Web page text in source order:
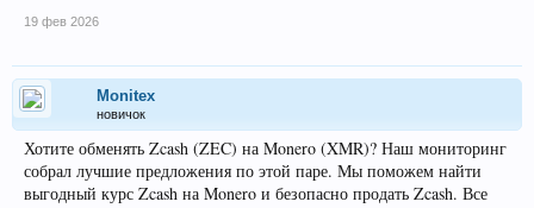
19 фев 2026
Monitex
новичок
Хотите обменять Zcash (ZEC) на Monero (XMR)? Наш мониторинг
собрал лучшие предложения по этой паре. Мы поможем найти
выгодный курс Zcash на Monero и безопасно продать Zcash. Все